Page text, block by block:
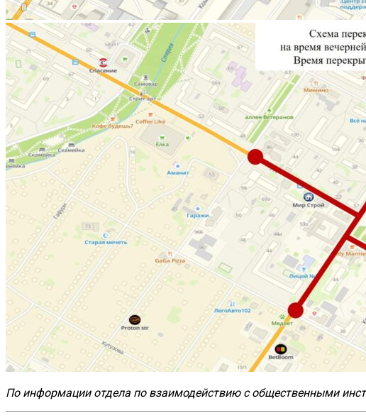
По информации отдела по взаимодействию с общественными